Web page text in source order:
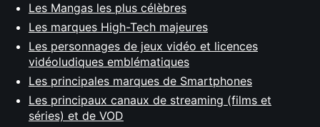
Les Mangas les plus célèbres
Les marques High-Tech majeures
Les personnages de jeux vidéo et licences
vidéoludiques emblématiques
Les principales marques de Smartphones
Les principaux canaux de streaming (films et
séries) et de VOD